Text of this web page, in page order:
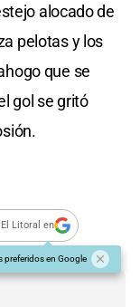
alocado de
pelotas y los
que se
gol se gritó
Litoral en
preferidos en Google